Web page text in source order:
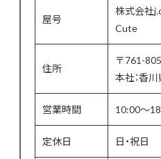
屋号
株式会社
Cute
住所
〒761-
本社：香
営業時間 10:00〜
定休日 日・祝日